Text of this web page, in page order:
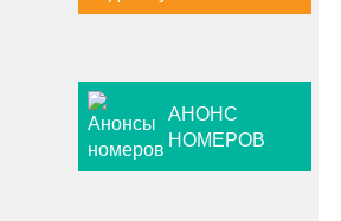
АНОНС
НОМЕРОВ